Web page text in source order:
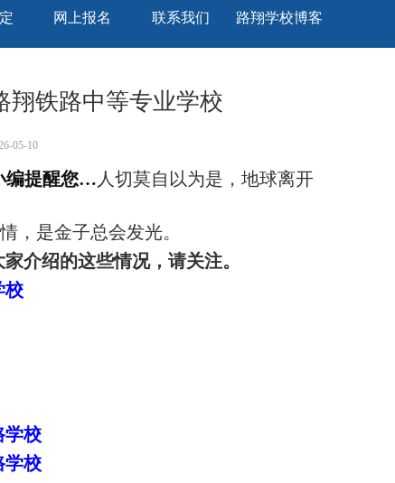
网上报名 联系我们 路翔学校博客
翔铁路中等专业学校
05-10
编提醒您… 人切莫自以为是，地球离开
，是金子总会发光。
介绍的这些情况，请关注。
校
学校
学校